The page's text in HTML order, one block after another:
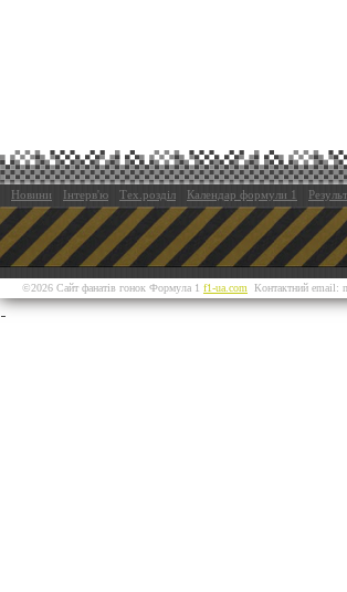
Новини Інтерв'ю Тех.розділ Календар формули 1
©2026 Сайт фанатів гонок Формула 1 f1-ua.com Контактний email: